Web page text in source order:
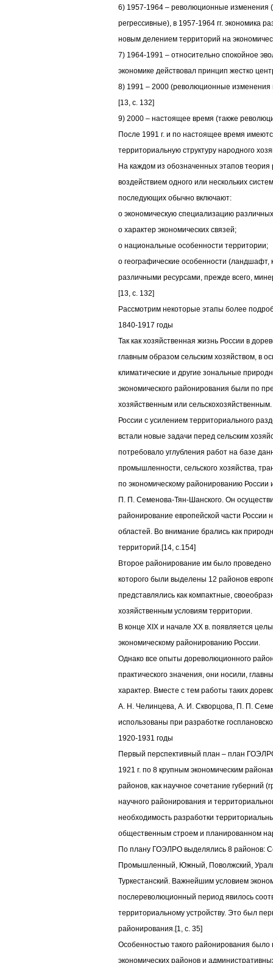
6) 1957-1964 – революционные изменения
регрессивные), в 1957-1964 гг. экономика
новым делением территорий на
7) 1964-1991 – относительно спокойное
экономике действовал принцип жестко
8) 1991 – 2000 (революционные изменения
[13, с. 132]
9) 2000 – настоящее время (также
После 1991 г. и по настоящее время
территориальную структуру народного
На каждом из обозначенных этапов
воздействием одного или нескольких
последующих обычно включают:
o экономическую специализацию
o характер экономических связей;
o национальные особенности территории;
o географические особенности (ландшафт,
различными ресурсами, прежде всего,
[13, c. 132]
Рассмотрим некоторые этапы более
1840-1917 годы
Так как хозяйственная жизнь России в
главным образом сельским хозяйством, в
климатические и другие зональные
экономического районирования были по
хозяйственным или
России с усилением территориального
встали новые задачи перед сельским
потребовало углубления работ на базе
промышленности, сельского хозяйства,
по экономическому районированию России
П. П. Семенова-Тян-Шанского. Он
районирование европейской части России
областей. Во внимание брались как
территорий.[14, c.154]
Второе районирование им было проведено
которого были выделены 12 районов
представлялись как компактные,
хозяйственным условиям территории.
В конце XIX и начале XX в. появляется
экономическому районированию России.
Однако все опыты дореволюционного
практического значения, они носили,
характер. Вместе с тем работы таких
А. Н. Челинцева, А. И. Скворцова, П. П.
использованы при разработке
1920-1931 годы
Первый перспективный план – план
1921 г. по 8 крупным экономическим
районов, как научное сочетание губерний
научного районирования и
необходимость разработки
общественным строем и планированном
По плану ГОЭЛРО выделялись 8 районов:
Промышленный, Южный, Поволжский,
Туркестанский. Важнейшим условием
послереволюционный период явилось
территориальному устройству. Это был
районирования.[1, c. 35]
Особенностью такого районирования было
экономических районов и